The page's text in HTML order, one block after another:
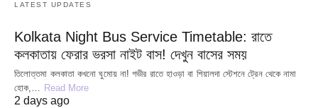
LATEST UPDATES
Kolkata Night Bus Service Timetable: রাতে
কলকাতায় ফেরার ভরসা নাইট বাস! দেখুন বাসের সময়
তিলোত্তমা কলকাতা কখনো ঘুমোয় না! গভীর রাতে হাওড়া বা শিয়ালদা স্টেশনে ট্রেন থেকে নামা
হোক,… Read More
2 days ago